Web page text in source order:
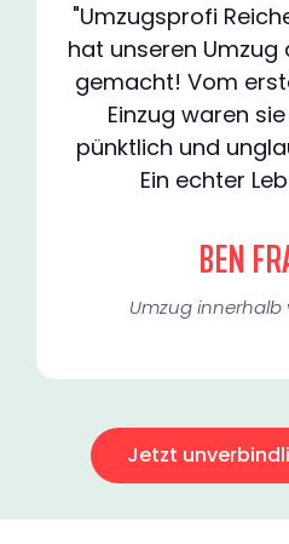
"Umzugsprofi
hat unseren
gemacht! Vom
Einzug waren
pünktlich und
Ein echter
BEN
Umzug
Jetzt